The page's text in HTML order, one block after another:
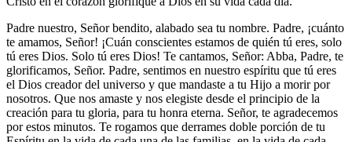
Padre nuestro, Señor bendito, alabado sea tu nombre. Padre, ¡cuánto
te amamos, Señor! ¡Cuán conscientes estamos de quién tú eres, solo
tú eres Dios. Solo tú eres Dios! Te cantamos, Señor: Abba, Padre, te
glorificamos, Señor. Padre, sentimos en nuestro espíritu que tú eres
el Dios creador del universo y que mandaste a tu Hijo a morir por
nosotros. Que nos amaste y nos elegiste desde el principio de la
creación para tu gloria, para tu honra eterna. Señor, te agradecemos
por estos minutos. Te rogamos que derrames doble porción de tu